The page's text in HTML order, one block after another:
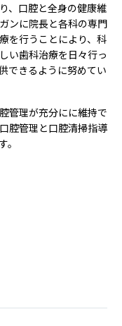
、口腔と全身の健康維
ンに院長と各科の専門
を行うことにより、科
い歯科治療を日々行っ
できるように努めてい
管理が充分にに維持で
腔管理と口腔清掃指導